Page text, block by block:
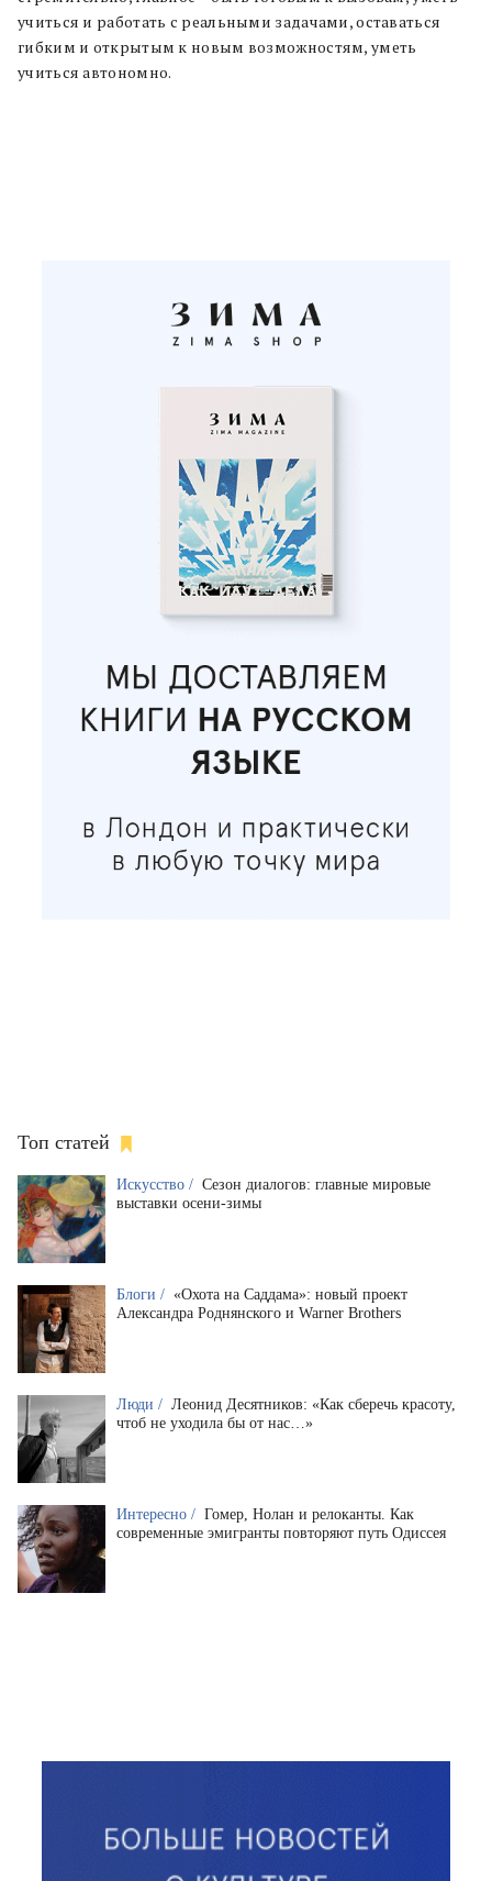
учиться и работать с реальными задачами, оставаться
гибким и открытым к новым возможностям, уметь
учиться автономно.
Топ статей
Искусство / Сезон диалогов: главные мировые
выставки осени-зимы
Блоги / «Охота на Саддама»: новый проект
Александра Роднянского и Warner Brothers
Люди / Леонид Десятников: «Как сберечь красоту,
чтоб не уходила бы от нас…»
Интересно / Гомер, Нолан и релоканты. Как
современные эмигранты повторяют путь Одиссея